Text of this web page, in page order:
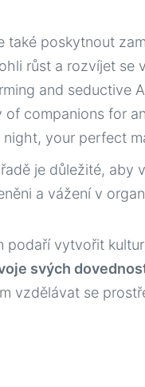
také poskytnout
růst a rozvíjet se
and seductive
of companions for
your perfect
je důležité, aby
a vážení v
podaří vytvořit
svých
vzdělávat se